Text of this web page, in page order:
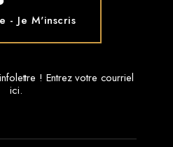
! Entrez votre courriel
ici.